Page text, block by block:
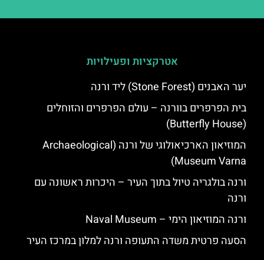
אטרקציות ופעילויות
יער האבנים (Stone Forest) ליד ורנה
בית הפרפרים בוורנה – עולם הפרפרים והזוחלים
(Butterfly House)
המוזיאון הארכיאולוגי של ורנה (Archaeological
Museum Varna)
ורנה בולגריה טיול בתוך העיר – היכרות ראשונה עם
ורנה
ורנה המוזיאון הימי – Naval Museum
הסעה פרטית משדה התעופה ורנה למלון במרכז העיר